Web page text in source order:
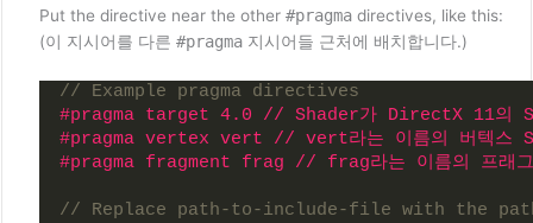
Put the directive near the other #pragmadirectives, like this:
(이 지시어를 다른 #pragma지시어들 근처에 배치합니다.)
// Example pragma directives
#pragma target 4.0 // Shader가 DirectX 11의
#pragma vertex vert // vert라는 이름의 버텍스
#pragma fragment frag // frag라는 이름의 프래그
// Replace path-to-include-file with the